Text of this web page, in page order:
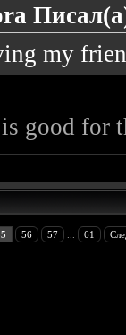
my
good for
56 57 61